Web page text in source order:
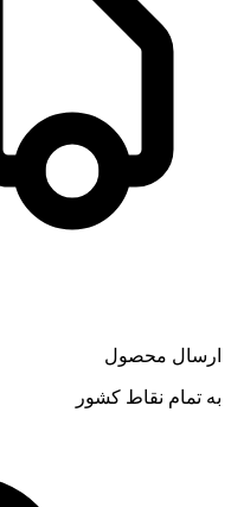
ارسال محصول
به تمام نقاط کشور